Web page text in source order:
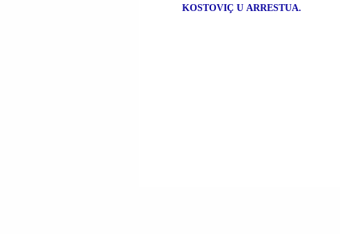
KOSTOVIÇ U ARRESTUA.